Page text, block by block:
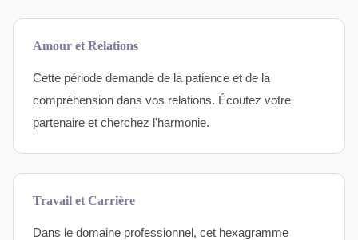
Amour et Relations
Cette période demande de la patience et de la
compréhension dans vos relations. Écoutez votre
partenaire et cherchez l'harmonie.
Travail et Carrière
Dans le domaine professionnel, cet hexagramme